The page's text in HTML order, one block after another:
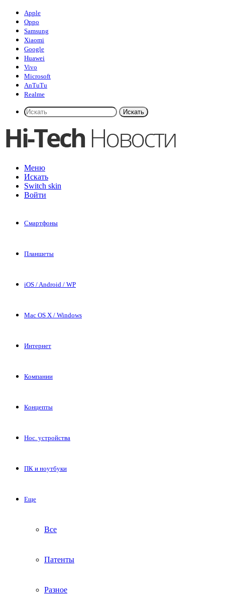
Apple
Oppo
Samsung
Xiaomi
Google
Huawei
Vivo
Microsoft
AnTuTu
Realme
Искать
Меню
Искать
Switch skin
Войти
Смартфоны
Планшеты
iOS / Android / WP
Mac OS X / Windows
Интернет
Компании
Концепты
Нос. устройства
ПК и ноутбуки
Еще
Все
Патенты
Разное